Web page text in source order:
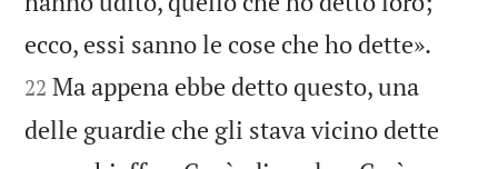
ecco, essi sanno le cose che ho dette».
22 Ma appena ebbe detto questo, una
delle guardie che gli stava vicino dette